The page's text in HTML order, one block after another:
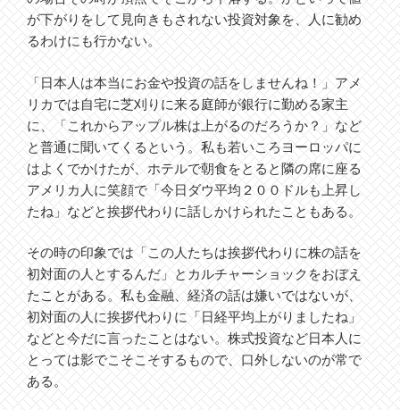
が下がりをして見向きもされない投資対象を、人に勧め
るわけにも行かない。
「日本人は本当にお金や投資の話をしませんね！」アメ
リカでは自宅に芝刈りに来る庭師が銀行に勤める家主
に、「これからアップル株は上がるのだろうか？」など
と普通に聞いてくるという。私も若いころヨーロッパに
はよくでかけたが、ホテルで朝食をとると隣の席に座る
アメリカ人に笑顔で「今日ダウ平均２００ドルも上昇し
たね」などと挨拶代わりに話しかけられたこともある。
その時の印象では「この人たちは挨拶代わりに株の話を
初対面の人とするんだ」とカルチャーショックをおぼえ
たことがある。私も金融、経済の話は嫌いではないが、
初対面の人に挨拶代わりに「日経平均上がりましたね」
などと今だに言ったことはない。株式投資など日本人に
とっては影でこそこそするもので、口外しないのが常で
ある。